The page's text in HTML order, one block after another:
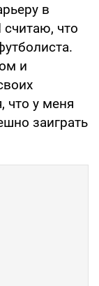
в
что
и
что у меня
заиграть